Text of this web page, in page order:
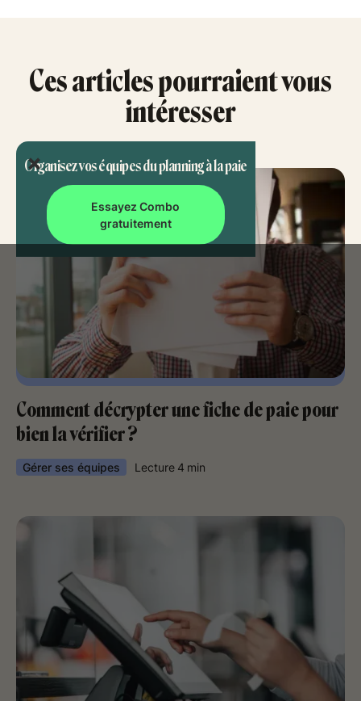
Organisez vos équipes du planning à la paie
Essayez Combo
gratuitement
Ces articles pourraient vous
intéresser
Comment décrypter une fiche de paie pour
bien la vérifier ?
Gérer ses équipes Lecture 4 min